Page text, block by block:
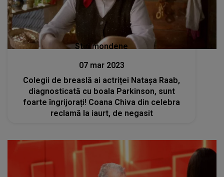
Stiri mondene
07 mar 2023
Colegii de breaslă ai actriței Natașa Raab,
diagnosticată cu boala Parkinson, sunt
foarte îngrijorați! Coana Chiva din celebra
reclamă la iaurt, de negasit